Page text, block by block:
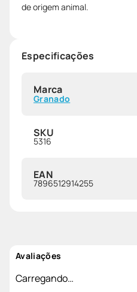
de origem animal.
Especificações
Marca
Granado
SKU
5316
EAN
7896512914255
Avaliações
Carregando…